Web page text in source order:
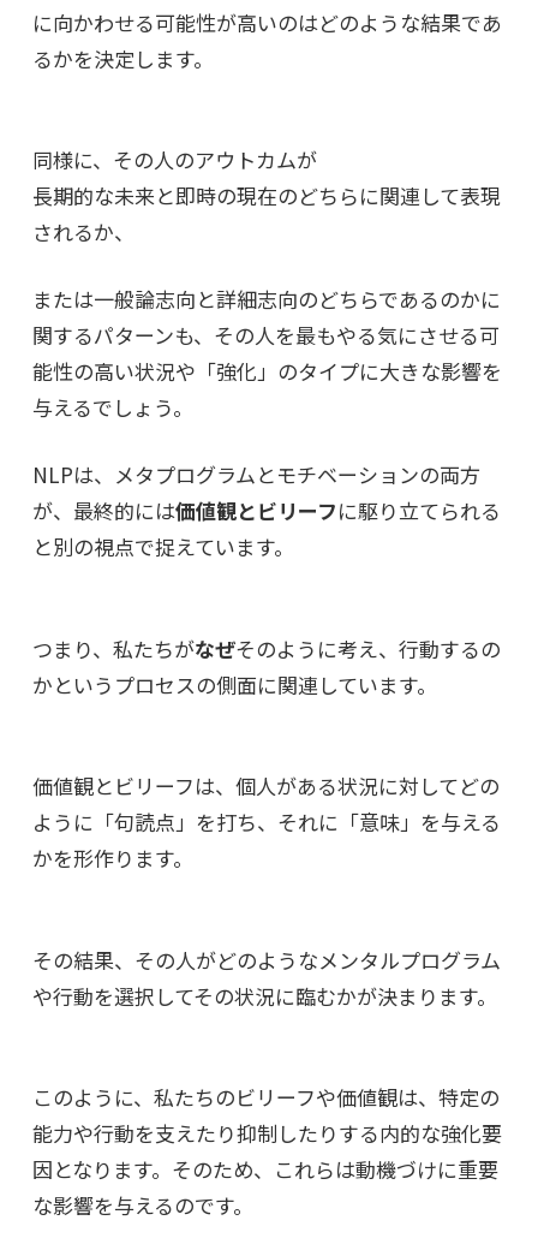
に向かわせる可能性が高いのはどのような結果であ
るかを決定します。
同様に、その人のアウトカムが
長期的な未来と即時の現在のどちらに関連して表現
されるか、
または一般論志向と詳細志向のどちらであるのかに
関するパターンも、 その人を最もやる気にさせる可
能性の高い状況や「強化」のタイプに大きな影響を
与えるでしょう。
NLPは、メタプログラムとモチベーションの両方
が、最終的には価値観とビリーフに駆り立てられる
と別の視点で捉えています。
つまり、私たちがなぜそのように考え、行動するの
かというプロセスの側面に関連しています。
価値観とビリーフは、個人がある状況に対してどの
ように「句読点」を打ち、それに「意味」を与える
かを形作ります。
その結果、その人がどのようなメンタルプログラム
や行動を選択してその状況に臨むかが決まります。
このように、私たちのビリーフや価値観は、特定の
能力や行動を支えたり抑制したりする内的な強化要
因となります。そのため、これらは動機づけに重要
な影響を与えるのです。